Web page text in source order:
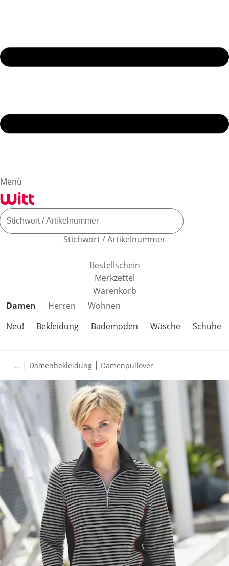
Menü
Stichwort / Artikelnummer
Bestellschein
Merkzettel
Warenkorb
Produktkategorien überspringen
Damen Herren
Wohnen
Neu!
Bekleidung Bademoden Wäsche Schuhe
... | Damenbekleidung | Damenpullover